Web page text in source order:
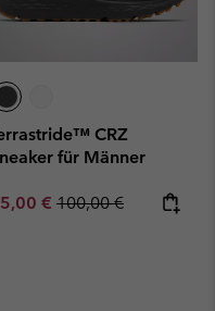
CRZ
für Männer
price:
€ Regular price:
100,00 €